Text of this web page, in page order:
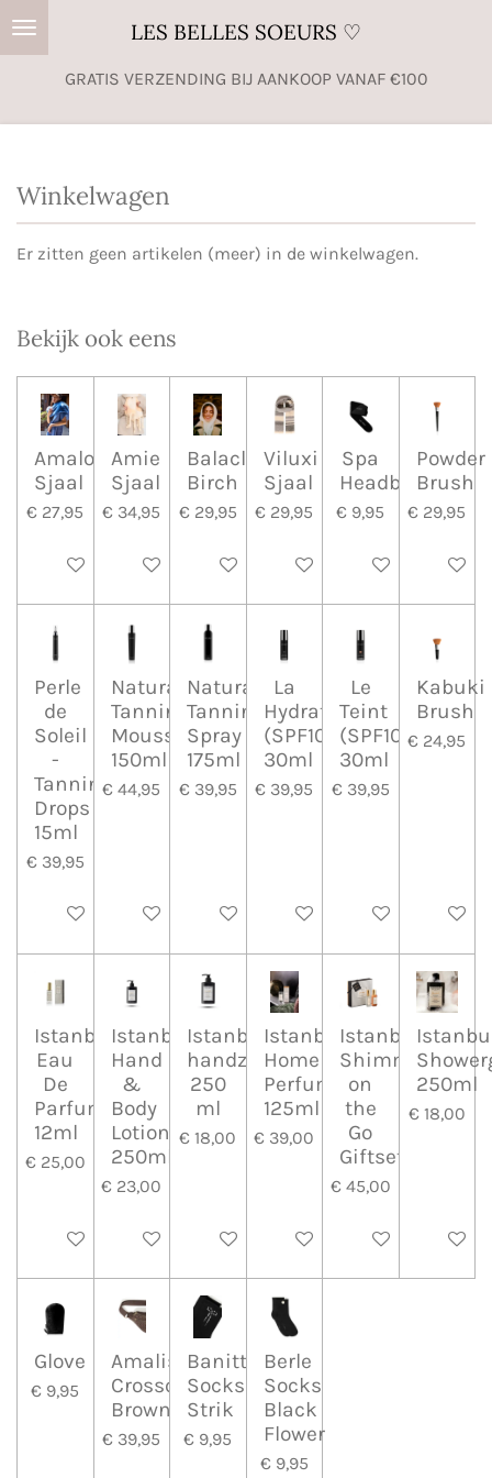
Ga
direct
LES BELLES SOEURS ♡
GRATIS VERZENDING BIJ AANKOOP VANAF €100
Winkelwagen
Er zitten geen artikelen (meer) in de winkelwagen.
Bekijk ook eens
Amalou
Sjaal
€ 27,95
In winkelwagen
Amie
Sjaal
€ 34,95
In winkelwagen
Balaclava
Birch
€ 29,95
In winkelwagen
Viluxi
Sjaal
€ 29,95
In winkelwagen
Spa
Headband
€ 9,95
In winkelwagen
Powder
Brush
€ 29,95
In
Perle
de
Soleil
-
Tanning
Drops
15ml
€ 39,95
In winkelwagen
Natural
Tanning
Mousse
150ml
€ 44,95
In winkelwagen
Natural
Tanning
Spray
175ml
€ 39,95
In winkelwagen
La
Hydratan
(SPF10)
30ml
€ 39,95
In winkelwagen
Le
Teint
(SPF10)
30ml
€ 39,95
In winkelwagen
Kabuki
Brush
€ 24,95
In
Istanbul
Eau
De
Parfum
12ml
€ 25,00
In winkelwagen
Istanbul
Hand
&
Body
Lotion
250ml
€ 23,00
In winkelwagen
Istanbul
handzeep
250
ml
€ 18,00
In winkelwagen
Istanbul
Home
Perfume
125ml
€ 39,00
In winkelwagen
Istanbul
Shimmer
on
the
Go
Giftset
€ 45,00
In winkelwagen
250ml
€ 18,00
In
Glove
€ 9,95
Amalissa
Crossover
Brown
€ 39,95
Banitta
Socks
Strik
€ 9,95
Berle
Socks
Black
Flower
€ 9,95